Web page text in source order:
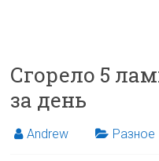
Сгорело 5
за день
Andrew Разное